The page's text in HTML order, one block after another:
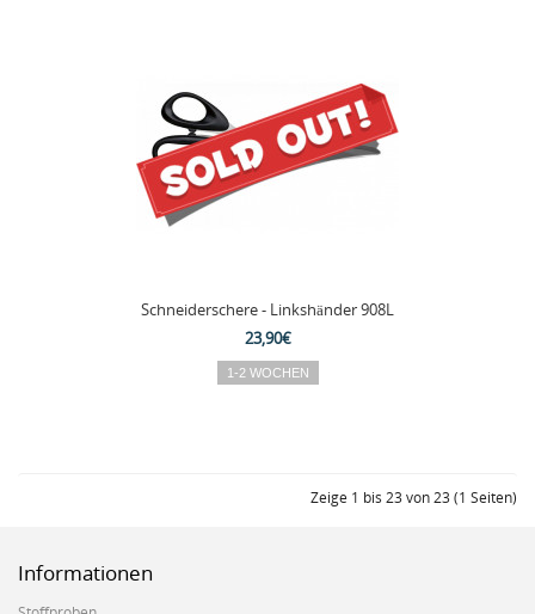
Schneiderschere - Linkshänder 908L
23,90€
Zeige 1 bis 23 von 23 (1 Seiten)
Informationen